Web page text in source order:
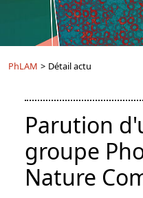
PhLAM > Détail actu
Parution
groupe
Nature